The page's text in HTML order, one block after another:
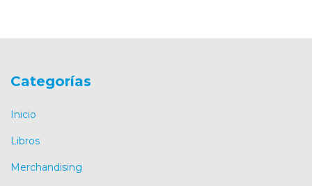
Categorías
Inicio
Libros
Merchandising